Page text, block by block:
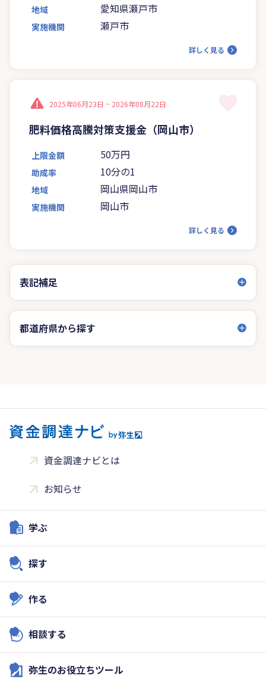
地域 愛知県瀬戸市
実施機関 瀬戸市
詳しく見る
2025年06月23日 ~ 2026年08月22日
肥料価格高騰対策支援金（岡山市）
上限金額 50万円
助成率 10分の1
地域 岡山県岡山市
実施機関 岡山市
詳しく見る
表記補足
都道府県から探す
資金調達ナビとは
お知らせ
学ぶ
探す
作る
相談する
弥生のお役立ちツール